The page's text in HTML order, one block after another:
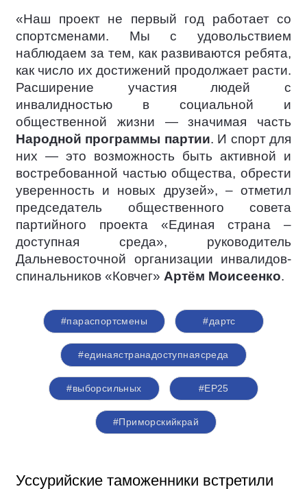
«Наш проект не первый год работает со
спортсменами. Мы с удовольствием
наблюдаем за тем, как развиваются ребята,
как число их достижений продолжает расти.
Расширение участия людей с
инвалидностью в социальной и
общественной жизни — значимая часть
Народной программы партии. И спорт для
них — это возможность быть активной и
востребованной частью общества, обрести
уверенность и новых друзей», – отметил
председатель общественного совета
партийного проекта «Единая страна –
доступная среда», руководитель
Дальневосточной организации инвалидов-
спинальников «Ковчег» Артём Моисеенко.
#параспортсмены #дартс
#единаястранадоступнаясреда
#выборсильных #ЕР25
#Приморскийкрай
Уссурийские таможенники встретили